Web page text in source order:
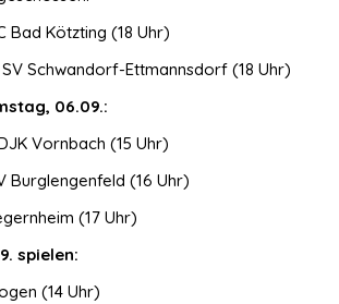
Bad Kötzting (18 Uhr)
Schwandorf-Ettmannsdorf (18 Uhr)
06.09.:
Vornbach (15 Uhr)
Burglengenfeld (16 Uhr)
(17 Uhr)
spielen:
(14 Uhr)